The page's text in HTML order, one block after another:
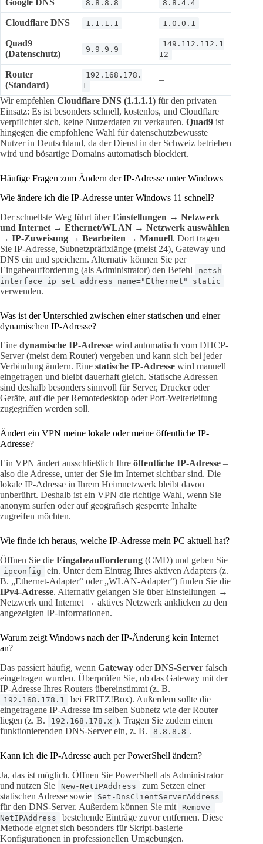
Google DNS 8.8.8.8 8.8.4.4
Cloudflare DNS 1.1.1.1 1.0.0.1
Quad9
(Datenschutz)
9.9.9.9
149.112.112.1
12
Router
(Standard)
192.168.178.
1
–
Wir empfehlen Cloudflare DNS (1.1.1.1) für den privaten
Einsatz: Es ist besonders schnell, kostenlos, und Cloudflare
verpflichtet sich, keine Nutzerdaten zu verkaufen. Quad9 ist
hingegen die empfohlene Wahl für datenschutzbewusste
Nutzer in Deutschland, da der Dienst in der Schweiz betrieben
wird und bösartige Domains automatisch blockiert.
Häufige Fragen zum Ändern der IP-Adresse unter Windows
Wie ändere ich die IP-Adresse unter Windows 11 schnell?
Der schnellste Weg führt überEinstellungen → Netzwerk
und Internet → Ethernet/WLAN → Netzwerk auswählen
→ IP-Zuweisung → Bearbeiten → Manuell. Dort tragen
Sie IP-Adresse, Subnetzpräfixlänge (meist 24), Gateway und
DNS ein und speichern. Alternativ können Sie per
Eingabeaufforderung (als Administrator) den Befehl
netsh
interface ip set address name="Ethernet" static
verwenden.
Was ist der Unterschied zwischen einer statischen und einer
dynamischen IP-Adresse?
Eine dynamische IP-Adresse wird automatisch vom DHCP-
Server (meist dem Router) vergeben und kann sich bei jeder
Verbindung ändern. Eine statische IP-Adresse wird manuell
eingetragen und bleibt dauerhaft gleich. Statische Adressen
sind deshalb besonders sinnvoll für Server, Drucker oder
Geräte, auf die per Remotedesktop oder Port-Weiterleitung
zugegriffen werden soll.
Ändert ein VPN meine lokale oder meine öffentliche IP-
Adresse?
Ein VPN ändert ausschließlich Ihre öffentliche IP-Adresse –
also die Adresse, unter der Sie im Internet sichtbar sind. Die
lokale IP-Adresse in Ihrem Heimnetzwerk bleibt davon
unberührt. Deshalb ist ein VPN die richtige Wahl, wenn Sie
anonym surfen oder auf geografisch gesperrte Inhalte
zugreifen möchten.
Wie finde ich heraus, welche IP-Adresse mein PC aktuell hat?
Öffnen Sie die Eingabeaufforderung (CMD) und geben Sie
ipconfig
ein. Unter dem Eintrag Ihres aktiven Adapters (z.
B. „Ethernet-Adapter“ oder „WLAN-Adapter“) finden Sie die
IPv4-Adresse. Alternativ gelangen Sie über Einstellungen →
Netzwerk und Internet → aktives Netzwerk anklicken zu den
angezeigten IP-Informationen.
Warum zeigt Windows nach der IP-Änderung kein Internet
an?
Das passiert häufig, wenn Gateway oderDNS-Server falsch
eingetragen wurden. Überprüfen Sie, ob das Gateway mit der
IP-Adresse Ihres Routers übereinstimmt (z. B.
192.168.178.1
bei FRITZ!Box). Außerdem sollte die
eingetragene IP-Adresse im selben Subnetz wie der Router
liegen (z. B.
192.168.178.x ). Tragen Sie zudem einen
funktionierenden DNS-Server ein, z. B.
8.8.8.8 .
Kann ich die IP-Adresse auch per PowerShell ändern?
Ja, das ist möglich. Öffnen Sie PowerShell als Administrator
und nutzen Sie
New-NetIPAddress
zum Setzen einer
statischen Adresse sowie
Set-DnsClientServerAddress
für den DNS-Server. Außerdem können Sie mit
Remove-
NetIPAddress
bestehende Einträge zuvor entfernen. Diese
Methode eignet sich besonders für Skript-basierte
Konfigurationen in professionellen Umgebungen.